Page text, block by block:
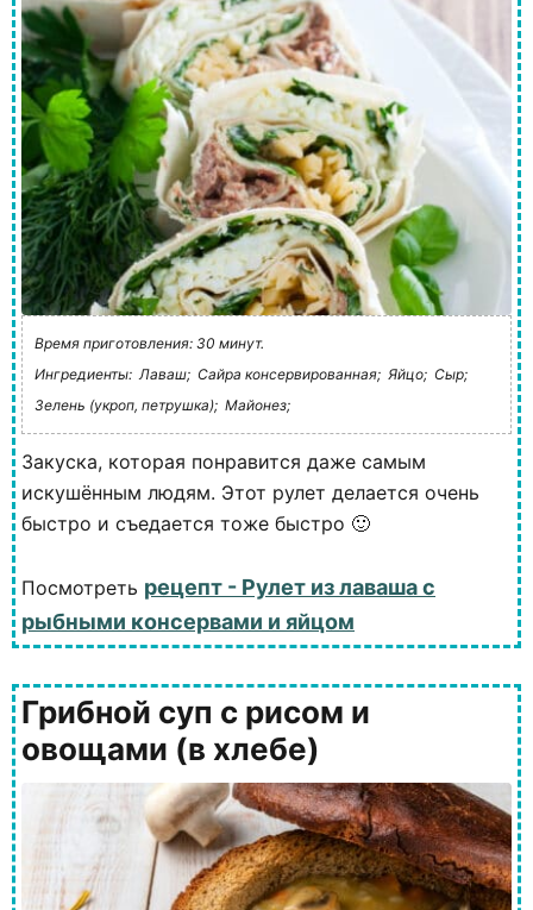
Время приготовления: 30 минут.
Ингредиенты: Лаваш; Сайра консервированная; Яйцо; Сыр;
Зелень (укроп, петрушка); Майонез;
Закуска, которая понравится даже самым
искушённым людям. Этот рулет делается очень
быстро и съедается тоже быстро 🙂
Посмотреть рецепт - Рулет из лаваша с
рыбными консервами и яйцом
Грибной суп с рисом и
овощами (в хлебе)